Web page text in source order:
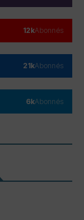
12kAbonnés
21kAbonnés
6kAbonnés